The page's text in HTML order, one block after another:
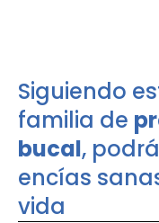
Siguiendo
familia de
bucal,
encías
vida